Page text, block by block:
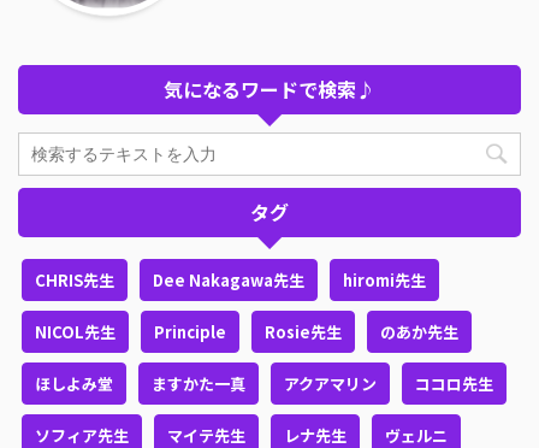
気になるワードで検索♪
タグ
CHRIS先生 Dee Nakagawa先生 hiromi先生
NICOL先生 Principle Rosie先生 のあか先生
ほしよみ堂 ますかた一真 アクアマリン ココロ先生
ソフィア先生 マイテ先生 レナ先生 ヴェルニ